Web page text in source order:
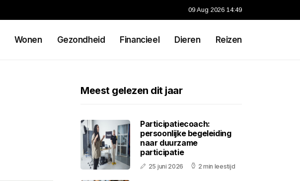
09 Aug 2026 14:49
Wonen Gezondheid Financieel Dieren Reizen
Meest gelezen dit jaar
Participatiecoach:
persoonlijke begeleiding
naar duurzame
participatie
25 juni 2026 2 min leestijd